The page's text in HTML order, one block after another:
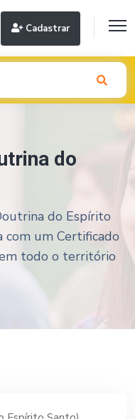
Cadastrar
do
do Espírito
com um Certificado
todo o território